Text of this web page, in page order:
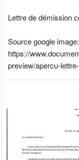
Lettre de démission
Source google image:
https://
preview/apercu-